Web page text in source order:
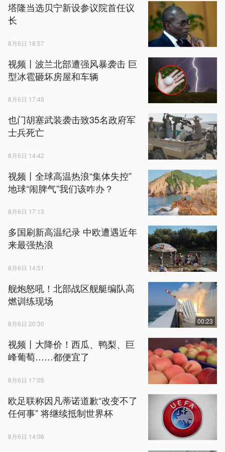
塔隆当选贝宁新设参议院首任议
长
8月6日 18:57
视频丨波兰北部遭强风暴袭击 巨
型冰雹砸坏房屋和车辆
8月6日 17:45
也门胡塞武装袭击致35名政府军
士兵死亡
8月6日 14:42
视频丨全球高温热浪“集体失控”
地球“闹脾气”我们该咋办？
8月6日 17:13
多国刷新高温纪录 中欧遭遇近年
来最强热浪
8月6日 14:51
舰炮怒吼！北部战区舰艇编队高
燃训练现场
8月6日 20:30 00:23
视频丨大降价！西瓜、鸭梨、巨
峰葡萄……都便宜了
8月6日 17:05
欧足联称因凡蒂诺道歉“改变不了
任何事” 将继续抵制世界杯
8月6日 14:06